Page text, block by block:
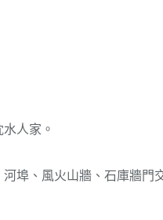
人家。
埠、風火山牆、石庫牆門